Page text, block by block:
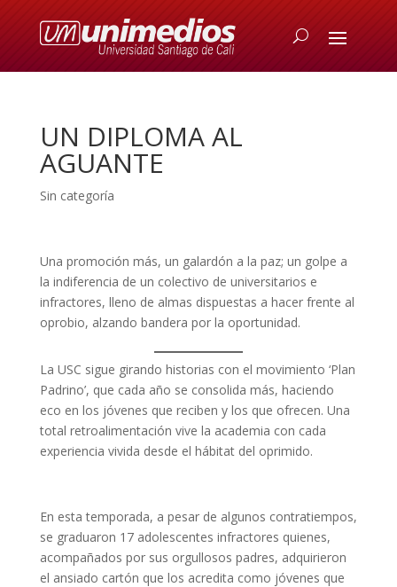
UN DIPLOMA AL
AGUANTE
Sin categoría
Una promoción más, un galardón a la paz; un golpe a
la indiferencia de un colectivo de universitarios e
infractores, lleno de almas dispuestas a hacer frente al
oprobio, alzando bandera por la oportunidad.
La USC sigue girando historias con el movimiento ‘Plan
Padrino’, que cada año se consolida más, haciendo
eco en los jóvenes que reciben y los que ofrecen. Una
total retroalimentación vive la academia con cada
experiencia vivida desde el hábitat del oprimido.
En esta temporada, a pesar de algunos contratiempos,
se graduaron 17 adolescentes infractores quienes,
acompañados por sus orgullosos padres, adquirieron
el ansiado cartón que los acredita como jóvenes que